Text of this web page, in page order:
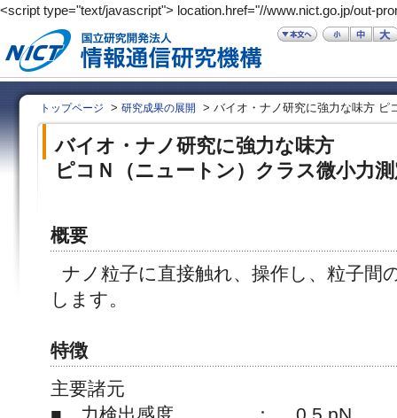
<script type="text/javascript"> location.href="//www.nict.go.jp/out-
トップページ > 研究成果の展開 > バイオ・ナノ研究に強力な味方 ピ
バイオ・ナノ研究に強力な味方
ピコＮ（ニュートン）クラス微小力
概要
ナノ粒子に直接触れ、操作し、粒子間
します。
特徴
主要諸元